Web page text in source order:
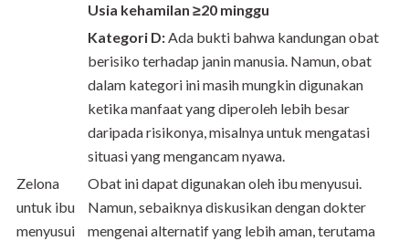
Usia kehamilan ≥20 minggu
Kategori D:Ada bukti bahwa kandungan obat
berisiko terhadap janin manusia. Namun, obat
dalam kategori ini masih mungkin digunakan
ketika manfaat yang diperoleh lebih besar
daripada risikonya, misalnya untuk mengatasi
situasi yang mengancam nyawa.
Zelona
untuk ibu
menyusui
Obat ini dapat digunakan oleh ibu menyusui.
Namun, sebaiknya diskusikan dengan dokter
mengenai alternatif yang lebih aman, terutama